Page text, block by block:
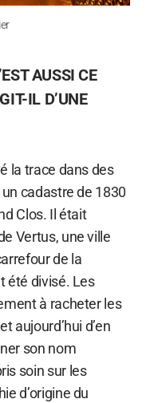
AUSSI CE
IL D’UNE
la trace dans des
cadastre de 1830
Clos. Il était
Vertus, une ville
de la
été divisé. Les
à racheter les
aujourd’hui d’en
son nom
soin sur les
d’origine du